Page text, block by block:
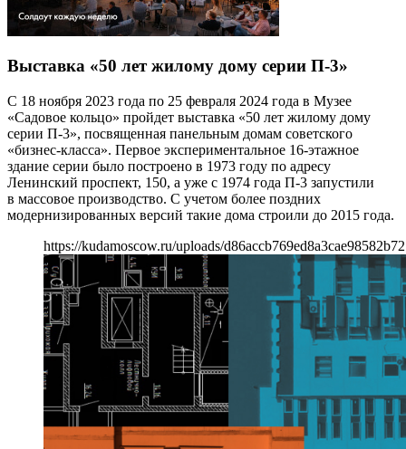
Выставка «50 лет жилому дому серии П-3»
С 18 ноября 2023 года по 25 февраля 2024 года в Музее
«Садовое кольцо» пройдет выставка «50 лет жилому дому
серии П-3», посвященная панельным домам советского
«бизнес-класса». Первое экспериментальное 16-этажное
здание серии было построено в 1973 году по адресу
Ленинский проспект, 150, а уже с 1974 года П-3 запустили
в массовое производство. С учетом более поздних
модернизированных версий такие дома строили до 2015 года.
https://kudamoscow.ru/uploads/